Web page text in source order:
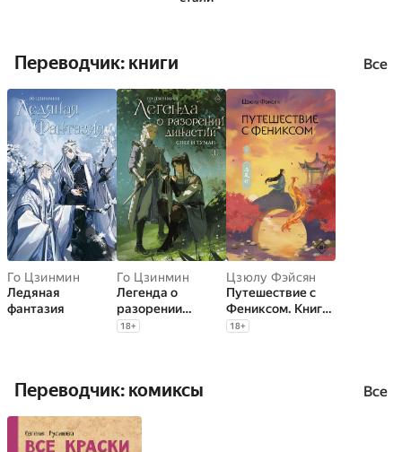
Переводчик: книги Все
Го Цзинмин
Ледяная
фантазия
Го Цзинмин
Легенда о
разорении
династий. Книга
18+
Цзюлу Фэйсян
Путешествие с
Фениксом. Книга
118+
Переводчик: комиксы Все